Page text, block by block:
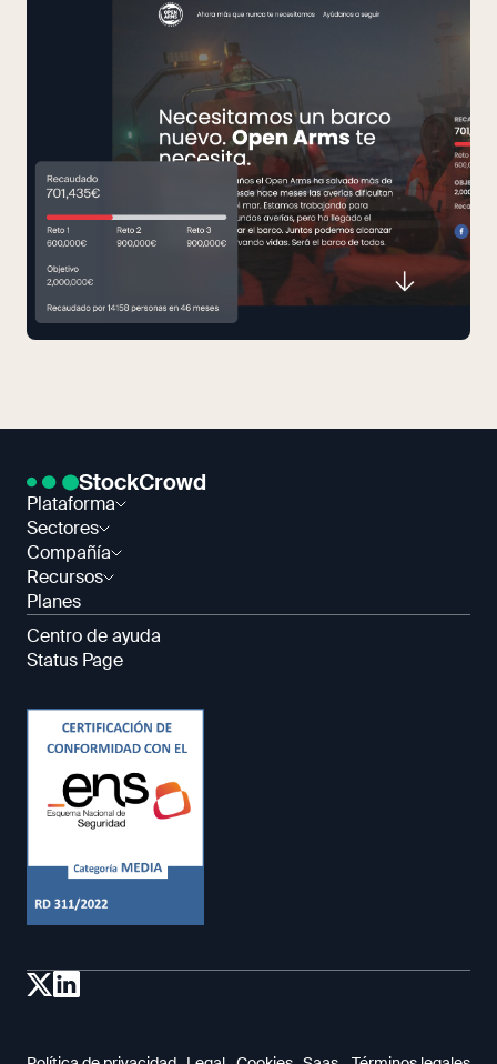
StockCrowd
Plataforma
Sectores
Compañía
Recursos
Planes
Centro de ayuda
Status Page